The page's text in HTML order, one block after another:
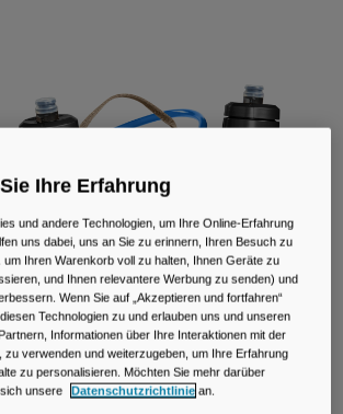
Travel Mugs
Hüfttaschen
Ihre Erfahrung
und andere Technologien, um Ihre Online-Erfahrung
uns dabei, uns an Sie zu erinnern, Ihren Besuch zu
Ihren Warenkorb voll zu halten, Ihnen Geräte zu
und Ihnen relevantere Werbung zu senden) und
Wenn Sie auf „Akzeptieren und fortfahren“
Technologien zu und erlauben uns und unseren
Informationen über Ihre Interaktionen mit der
zu verwenden und weiterzugeben, um Ihre Erfahrung
zu personalisieren. Möchten Sie mehr darüber
unsere
Datenschutzrichtlinie an.